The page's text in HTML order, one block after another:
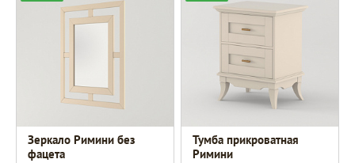
Зеркало Римини без
фацета
Тумба прикроватная
Римини